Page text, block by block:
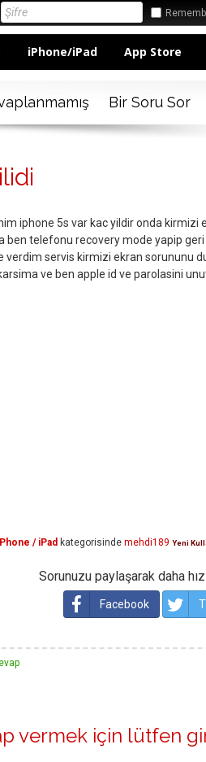
iPhone/iPad App Store
Bir Soru Sor
iphone 5s var kac yildir onda kirmizi
ben telefonu recovery mode yapip
verdim servis kirmizi ekran sorununu
ve ben apple id ve parolasini
/ iPad kategorisinde mehdi189 Yeni
Sorunuzu paylaşarak daha
Facebook
vermek için lütfen